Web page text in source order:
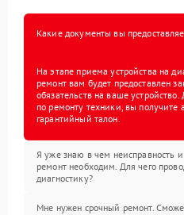
Какие документы вы
На этапе приема устройства на
ремонт вам будет предоставлен
обязательств на ваше
по ремонту техники, вы получите
гарантийный талон.
Я уже знаю в чем неисправность
ремонт необходим. Для чего
диагностику?
Мне нужен срочный ремонт.